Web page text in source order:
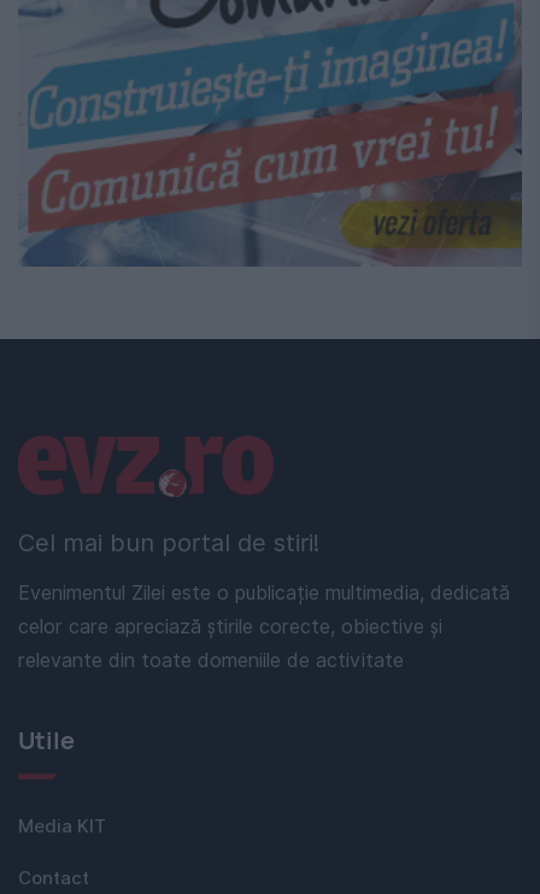
Cel mai bun portal de stiri!
Evenimentul Zilei este o publicație multimedia, dedicată
celor care apreciază știrile corecte, obiective și
relevante din toate domeniile de activitate
Linkuri utile
Utile
Media KIT
Contact